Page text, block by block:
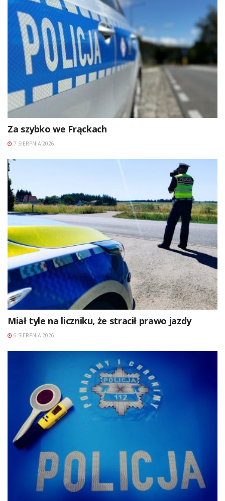
Za szybko we Frąckach
7 SIERPNIA 2026
Miał tyle na liczniku, że stracił prawo jazdy
6 SIERPNIA 2026